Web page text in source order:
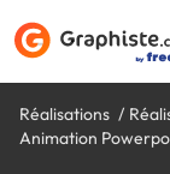
Réalisations
Animation